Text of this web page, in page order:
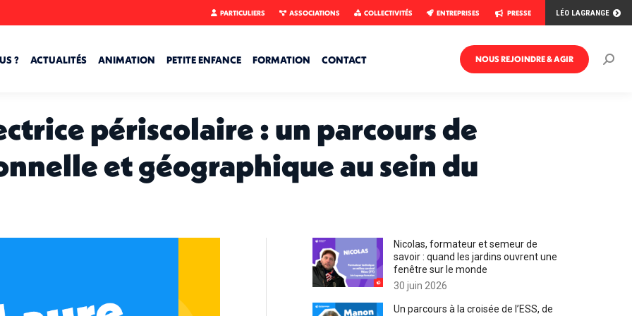
PARTICULIERS ASSOCIATIONS COLLECTIVITÉS ENTREPRISES PRESSE LÉO LAGRANGE
? ACTUALITÉS ANIMATION PETITE ENFANCE FORMATION CONTACT NOUS REJOINDRE & AGIR
périscolaire : un parcours de
et géographique au sein du
Nicolas, formateur et semeur de
savoir : quand les jardins ouvrent une
fenêtre sur le monde
30 juin 2026
Un parcours à la croisée de l’ESS, de